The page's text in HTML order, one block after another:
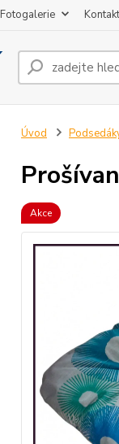
Fotogalerie
Úvod
Akce